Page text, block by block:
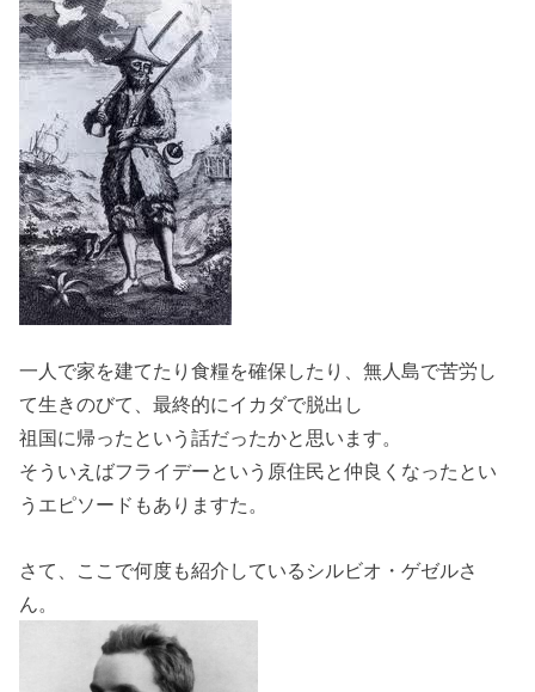
一人で家を建てたり食糧を確保したり、無人島で苦労し
て生きのびて、最終的にイカダで脱出し
祖国に帰ったという話だったかと思います。
そういえばフライデーという原住民と仲良くなったとい
うエピソードもありますた。
さて、ここで何度も紹介しているシルビオ・ゲゼルさ
ん。